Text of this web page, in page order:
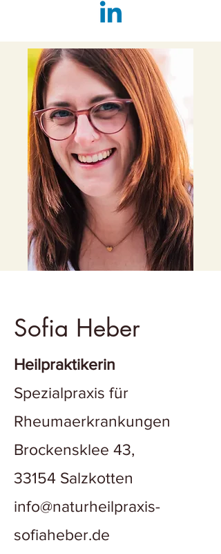
Sofia Heber
Heilpraktikerin
Spezialpraxis für
Rheumaerkrankungen
Brockensklee 43,
33154 Salzkotten
info@naturheilpraxis-
sofiaheber.de